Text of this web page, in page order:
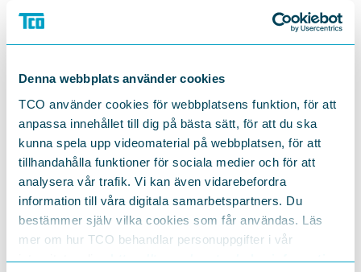
Denna webbplats använder cookies
TCO använder cookies för webbplatsens funktion, för att
anpassa innehållet till dig på bästa sätt, för att du ska
kunna spela upp videomaterial på webbplatsen, för att
tillhandahålla funktioner för sociala medier och för att
analysera vår trafik. Vi kan även vidarebefordra
information till våra digitala samarbetspartners. Du
bestämmer själv vilka cookies som får användas. Läs
mer om hur TCO behandlar personuppgifter i vår
integritetspolicyhttps://tco.se/om-tco/gdpr-information
ska kunna, vilja och orka förlänga sitt arbetsliv på ett
hållbart sätt, för att på så sätt skapa sig en högre
pension.
Det är kombinationen av ett långsiktigt hållbart
bevarande av dess stabilitet och incitament till arbete,
som kan bidra till att skapa långsiktigt tillräckliga
pensioner och en tilltro till det allmänna
pensionssystemet.